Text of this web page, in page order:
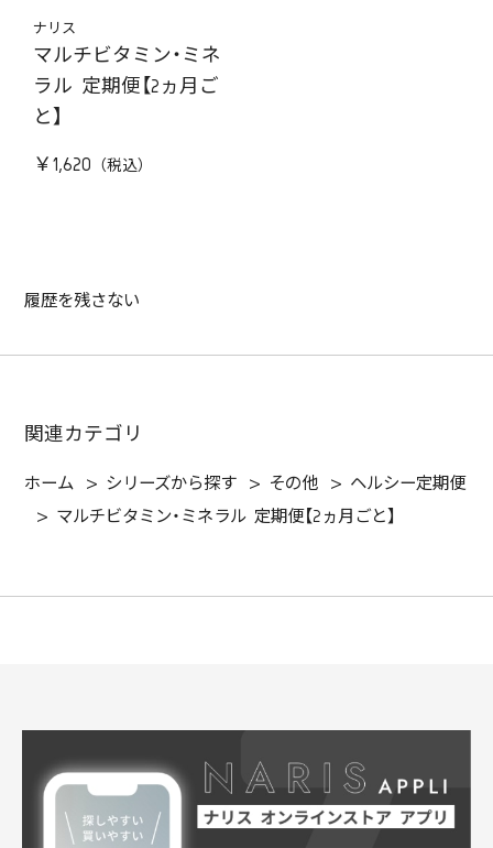
ナリス
マルチビタミン・ミネ
ラル 定期便【2ヵ月ご
と】
￥1,620
履歴を残さない
関連カテゴリ
ホーム > シリーズから探す > その他 > ヘルシー定期便
> マルチビタミン・ミネラル 定期便【2ヵ月ごと】